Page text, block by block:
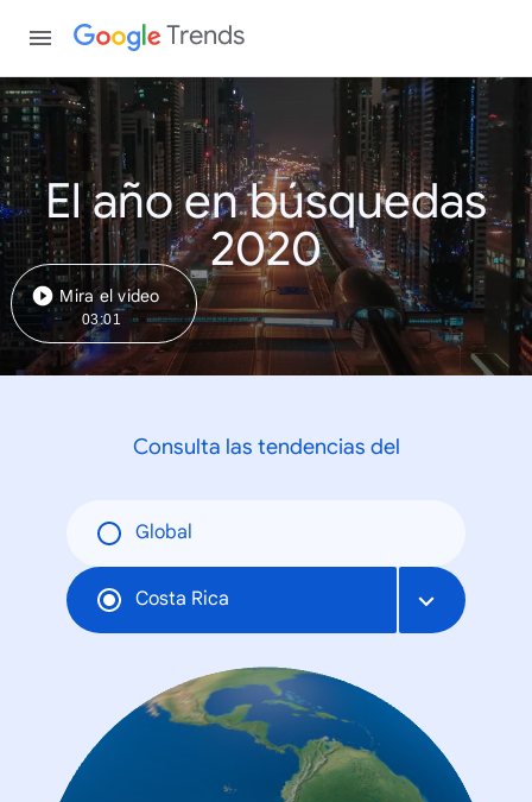
Trends
El año en búsquedas
2020
Mira el video
03:01
Consulta las tendencias del
Global
Costa Rica